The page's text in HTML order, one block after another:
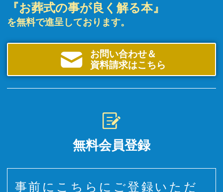
『お葬式の事が良く解る本』
を無料で進呈しております。
お問い合わせ＆
資料請求はこちら
無料会員登録
事前にこちらにご登録いただ